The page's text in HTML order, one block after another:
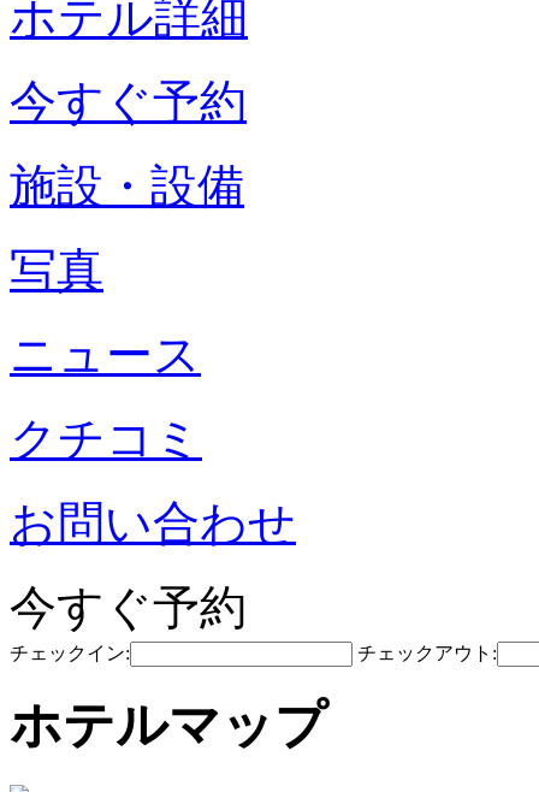
ホテル詳細
今すぐ予約
施設・設備
写真
ニュース
クチコミ
お問い合わせ
今すぐ予約
チェックイン: チェックアウト:
ホテルマップ